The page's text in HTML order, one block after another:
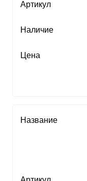
Артикул
Наличие
Цена
Название